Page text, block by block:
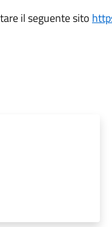
il seguente sito